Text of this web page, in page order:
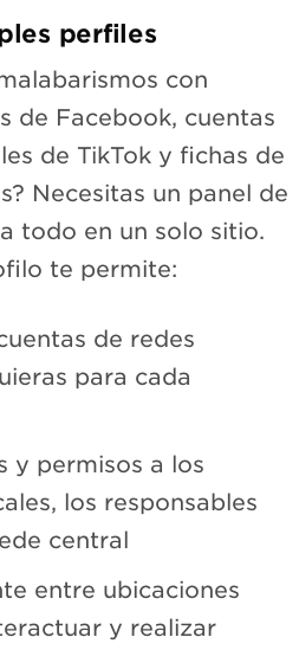
perfiles
con
de Facebook, cuentas
de TikTok y fichas de
Necesitas un panel de
todo en un solo sitio.
te permite:
de redes
para cada
y permisos a los
los responsables
central
entre ubicaciones
y realizar